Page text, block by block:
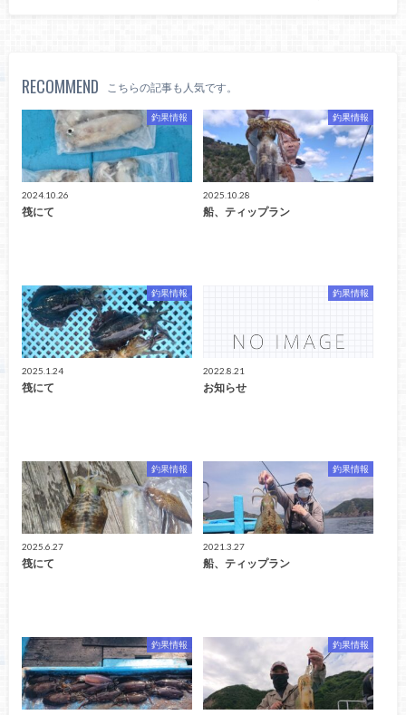
RECOMMEND こちらの記事も人気です。
釣果情報
2024.10.26
筏にて
釣果情報
2025.10.28
船、ティップラン
釣果情報
2025.1.24
筏にて
釣果情報
2022.8.21
お知らせ
釣果情報
2025.6.27
筏にて
釣果情報
2021.3.27
船、ティップラン
釣果情報 釣果情報